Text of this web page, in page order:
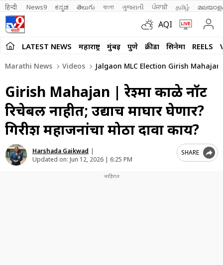
हिन्दी News9 ಕನ್ನಡ తెలుగు বাংলা ગુજરાતી ਪੰਜਾਬੀ தமிழ்
AQI
LATEST NEWS महाराष्ट्र मुंबई पुणे क्रीडा सिनेमा REELS
Marathi News Videos Jalgaon MLC Election Girish
Girish Mahajan | रेश्मा काळे नॉट
रिचेबल नाहीत; उद्याच माघार घेणार?
गिरीश महाजनांचा मोठा दावा काय?
Harshada Gaikwad |
Updated on: Jun 12, 2026 | 6:25 PM
SHARE